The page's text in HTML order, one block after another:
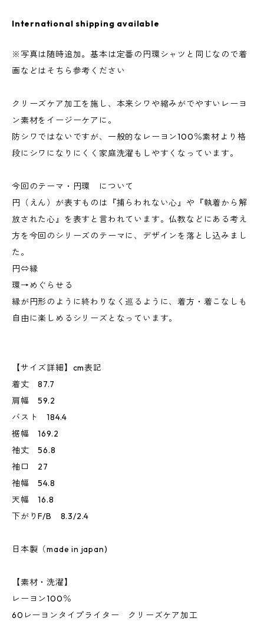
International shipping available
※写真は随時追加。基本は定番の円環シャツと同じなので着
画などはそちら参考ください
クリーズケア加工を施し、本来シワや縮みがでやすいレーヨ
ン素材をイージーケアに。
防シワではないですが、一般的なレーヨン100％素材より格
段にシワになりにくく家庭洗濯もしやすくなっています。
今回のテーマ・円環 について
円（えん）が表すものは『捕らわれない心』や『執着から解
放された心』を表すと言われています。仏教などにある考え
方を今回のシリーズのテーマに、デザインを落とし込みまし
た。
円⇔縁
環→めぐらせる
縁が円形のように終わりなく巡るように、着方・着こなしも
自由に楽しめるシリーズとなっています。
【サイズ詳細】cm表記
着丈 87.7
肩幅 59.2
バスト 184.4
裾幅 169.2
袖丈 56.8
袖口 27
袖幅 54.8
天幅 16.8
下がりF/B 8.3/2.4
日本製（made in japan)
【素材・洗濯】
レーヨン100％
60レーヨンタイプライター クリーズケア加工